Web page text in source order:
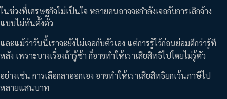
ในช่วงที่เศรษฐกิจไม่เป็นใจ หลายคนอาจจะกำลังเจอกับการเลิกจ้าง
แบบไม่ทันตั้งตัว
และแม้ว่าวันนี้เราจะยังไม่เจอกับตัวเอง แต่การรู้ไว้ก่อนย่อมดีกว่ารู้ที
หลัง เพราะบางเรื่องถ้ารู้ช้า ก็อาจทำให้เราเสียสิทธิไปโดยไม่รู้ตัว
อย่างเช่น การเลือกลาออกเอง อาจทำให้เราเสียสิทธิยกเว้นภาษีไป
หลายแสนบาท